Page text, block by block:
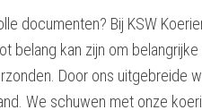
documenten? Bij KSW
belang kan zijn om
Door ons uitgebreide
We schuwen met onze